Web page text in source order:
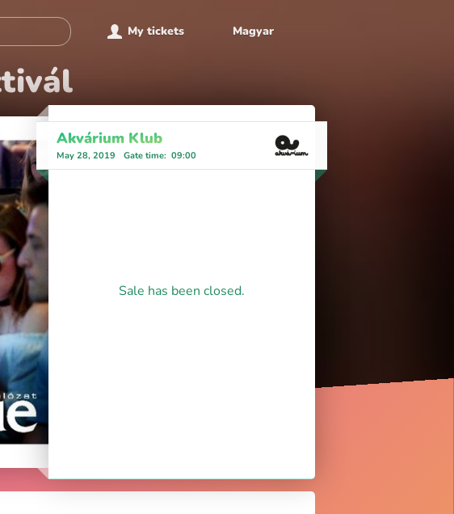
My tickets Magyar
Akvárium Klub
May 28, 2019 Gate time: 09:00
Sale has been closed.